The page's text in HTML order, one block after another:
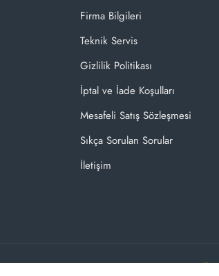
Firma Bilgileri
Teknik Servis
Gizlilik Politikası
İptal ve İade Koşulları
Mesafeli Satış Sözleşmesi
Sıkça Sorulan Sorular
İletişim